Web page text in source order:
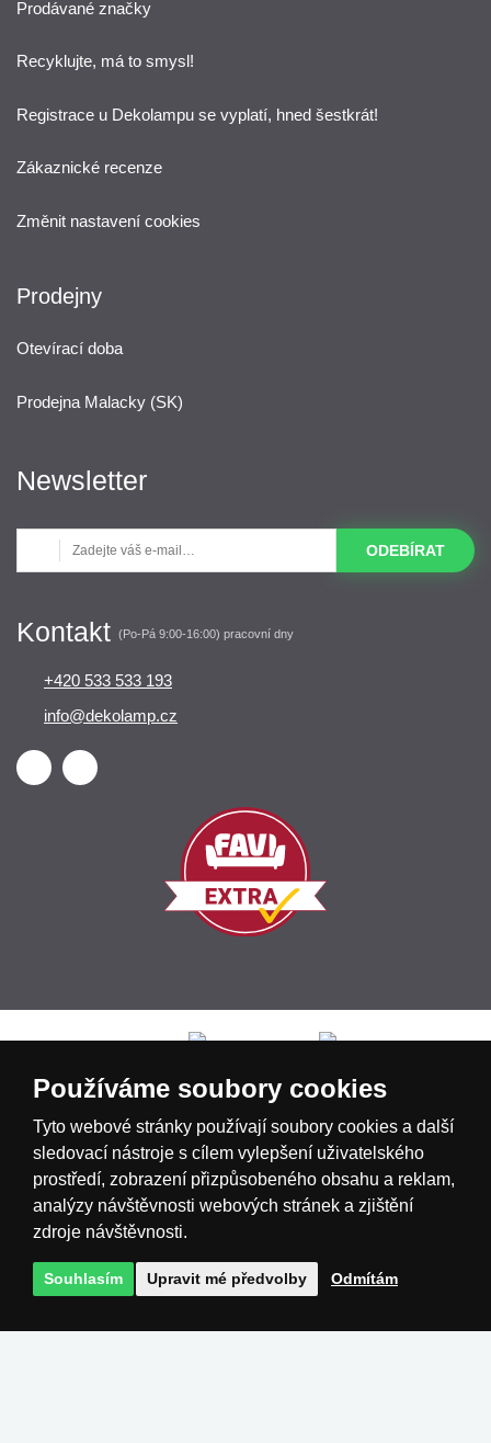
Prodávané značky
Recyklujte, má to smysl!
Registrace u Dekolampu se vyplatí, hned šestkrát!
Zákaznické recenze
Změnit nastavení cookies
Prodejny
Otevírací doba
Prodejna Malacky (SK)
Newsletter
ODEBÍRAT
Kontakt (Po-Pá 9:00-16:00) pracovní dny
+420 533 533 193
info@dekolamp.cz
Magyarország Österreich België
Nederland
Používáme soubory cookies
Tyto webové stránky používají soubory cookies a další
sledovací nástroje s cílem vylepšení uživatelského
prostředí, zobrazení přizpůsobeného obsahu a reklam,
analýzy návštěvnosti webových stránek a zjištění
zdroje návštěvnosti.
Souhlasím Upravit mé předvolby Odmítám